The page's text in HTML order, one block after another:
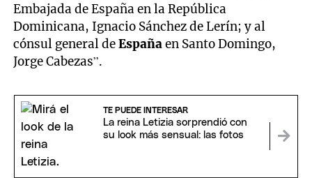
Embajada de España en la República
Dominicana, Ignacio Sánchez de Lerín; y al
cónsul general deEspañaen Santo Domingo,
Jorge Cabezas”.
TE PUEDE INTERESAR
La reina Letizia sorprendió con
su look más sensual: las fotos